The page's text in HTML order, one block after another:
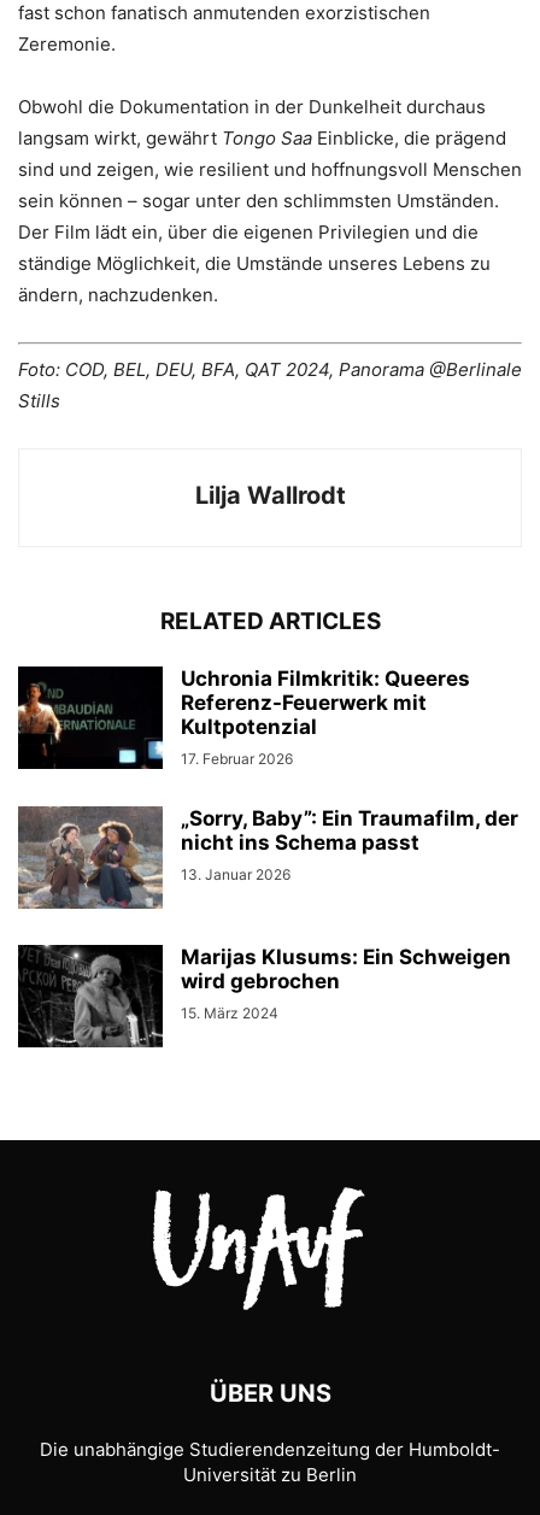
fast schon fanatisch anmutenden exorzistischen
Zeremonie.
Obwohl die Dokumentation in der Dunkelheit durchaus
langsam wirkt, gewährt Tongo Saa Einblicke, die prägend
sind und zeigen, wie resilient und hoffnungsvoll Menschen
sein können – sogar unter den schlimmsten Umständen.
Der Film lädt ein, über die eigenen Privilegien und die
ständige Möglichkeit, die Umstände unseres Lebens zu
ändern, nachzudenken.
Foto: COD, BEL, DEU, BFA, QAT 2024, Panorama @Berlinale
Stills
Lilja Wallrodt
RELATED ARTICLES
Uchronia Filmkritik: Queeres
Referenz-Feuerwerk mit
Kultpotenzial
17. Februar 2026
„Sorry, Baby”: Ein Traumafilm, der
nicht ins Schema passt
13. Januar 2026
Marijas Klusums: Ein Schweigen
wird gebrochen
15. März 2024
ÜBER UNS
Die unabhängige Studierendenzeitung der Humboldt-
Universität zu Berlin